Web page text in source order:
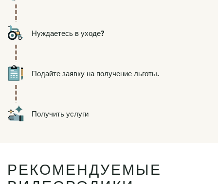
Icon Нуждаетесь в уходе?
Icon Подайте заявку на получение льготы.
Icon Получить услуги
РЕКОМЕНДУЕМЫЕ